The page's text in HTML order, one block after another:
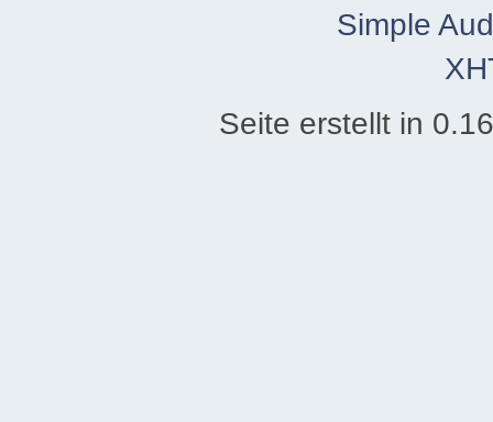
Simple
Seite erstellt in